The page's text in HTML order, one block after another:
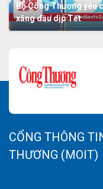
Bộ Công Thương yêu
xăng dầu dịp Tết
CỔNG THÔNG
THƯƠNG (MOIT)